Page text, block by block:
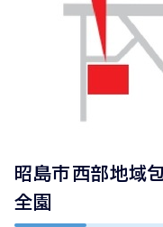
昭島市西部地域
全園